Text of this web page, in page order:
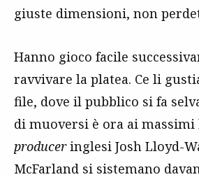
giuste dimensioni, non
Hanno gioco facile
ravvivare la platea. Ce li
file, dove il pubblico si fa
di muoversi è ora ai
produceringlesi Josh Lloyd-
McFarland si sistemano